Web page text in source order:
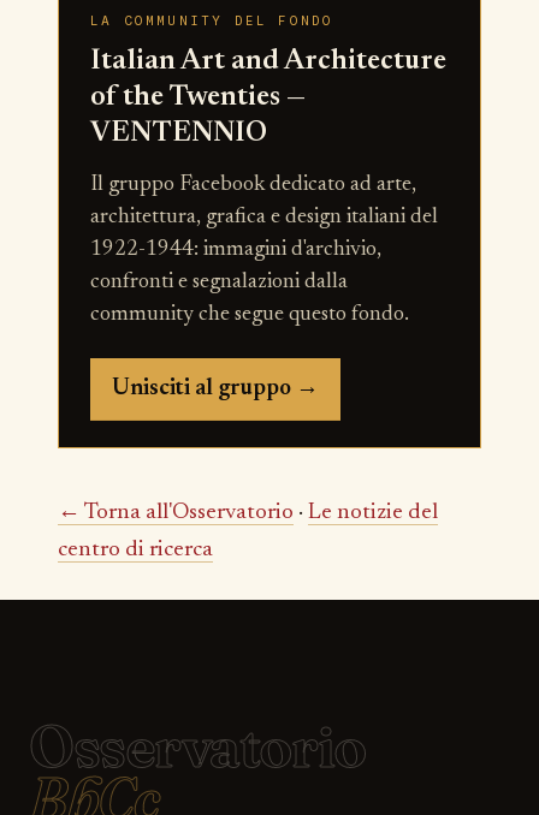
LA COMMUNITY DEL FONDO
Italian Art and Architecture
of the Twenties —
VENTENNIO
Il gruppo Facebook dedicato ad arte,
architettura, grafica e design italiani del
1922-1944: immagini d'archivio,
confronti e segnalazioni dalla
community che segue questo fondo.
Unisciti al gruppo →
← Torna all'Osservatorio · Le notizie del
centro di ricerca
Osservatorio
BbCc